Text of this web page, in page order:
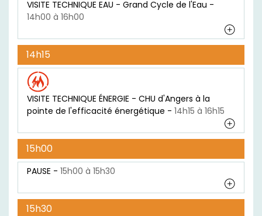
VISITE TECHNIQUE EAU - Grand Cycle de l'Eau -
14h00 à 16h00
14h15
VISITE TECHNIQUE ÉNERGIE - CHU d'Angers à la
pointe de l'efficacité énergétique -
14h15 à 16h15
15h00
PAUSE - 15h00 à 15h30
15h30